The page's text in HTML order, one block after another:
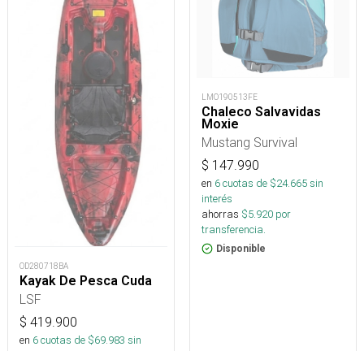
OD280718BA
Kayak De Pesca Cuda
LSF
$ 419.900
en 6cuotas de $69.983 sin
LMO190513FE
Chaleco Salvavidas
Moxie
Mustang Survival
$ 147.990
en 6cuotas de $24.665sin
interés
ahorras $5.920 por
transferencia.
Disponible